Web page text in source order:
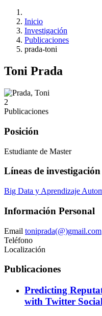
Inicio
Investigación
Publicaciones
prada-toni
Toni Prada
2
Publicaciones
Posición
Estudiante de Master
Líneas de investigación
Big Data y Aprendizaje
Información Personal
Email toniprada(@)gmail.com
Teléfono
Localización
Publicaciones
Predicting
with Twitter